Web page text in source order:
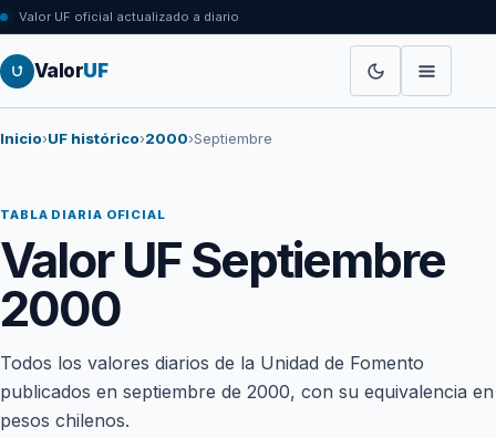
Valor UF oficial actualizado a diario
ValorUF
Inicio›UF histórico›2000›Septiembre
TABLA DIARIA OFICIAL
Valor UF Septiembre
2000
Todos los valores diarios de la Unidad de Fomento
publicados en septiembre de 2000, con su equivalencia en
pesos chilenos.